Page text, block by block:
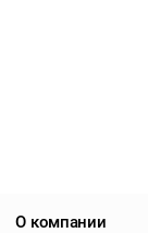
О компании